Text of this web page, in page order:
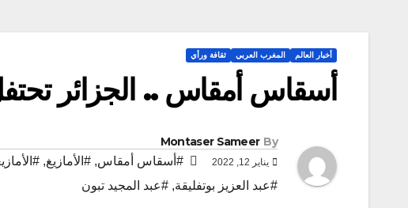
أخبار العالم المغرب العربي ثقافة ورأي
أسقاس أمقاس .. الجزائر
By
Montaser Sameer
يناير 12, 2022 #أسقاس أمقاس, #الأمازيغ,
#عبد العزيز بوتفليقة, #عبد المجيد تبون